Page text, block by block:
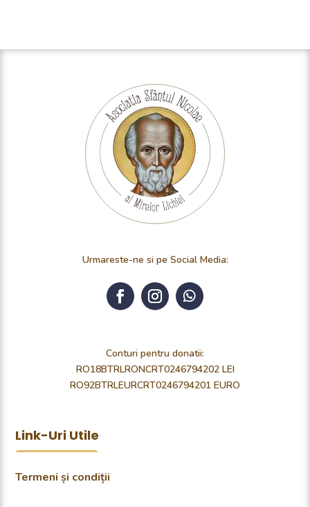
Urmareste-ne si pe Social Media:
Conturi pentru donatii:
RO18BTRLRONCRT0246794202 LEI
RO92BTRLEURCRT0246794201 EURO
Link-Uri Utile
Termeni și condiții